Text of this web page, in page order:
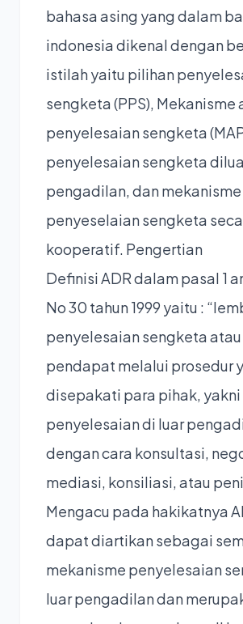
bahasa asing yang dalam
indonesia dikenal dengan
istilah yaitu pilihan
sengketa (PPS),
penyelesaian sengketa
penyelesaian sengketa
pengadilan, dan mekanisme
penyeselaian sengketa
kooperatif. Pengertian
Definisi ADR dalam pasal 1
No 30 tahun 1999 yaitu :
penyelesaian sengketa
pendapat melalui prosedur
disepakati para pihak, yakni
penyelesaian di luar
dengan cara konsultasi,
mediasi, konsiliasi, atau
Mengacu pada hakikatnya
dapat diartikan sebagai
mekanisme penyelesaian
luar pengadilan dan